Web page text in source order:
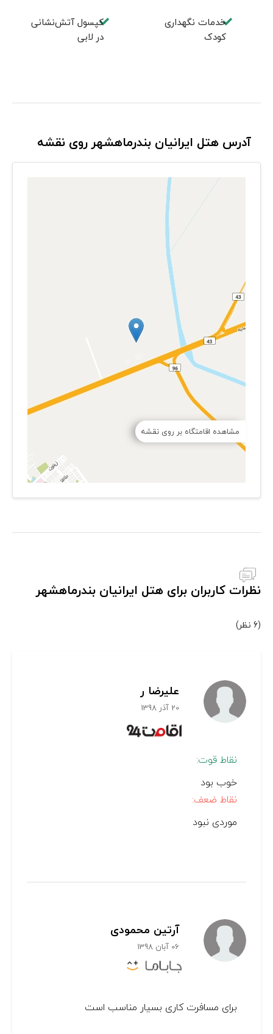
خدمات نگهداری
کودک
کپسول آتش‌نشانی
در لابی
آدرس هتل ایرانیان بندرماهشهر روی نقشه
مشاهده اقامتگاه بر روی نقشه
نظرات کاربران برای هتل ایرانیان بندرماهشهر
(6 نظر)
علیرضا ر
20 آذر 1398
نقاط قوت:
خوب بود
نقاط ضعف:
موردی نبود
آرتین محمودی
06 آبان 1398
برای مسافرت کاری بسیار مناسب است